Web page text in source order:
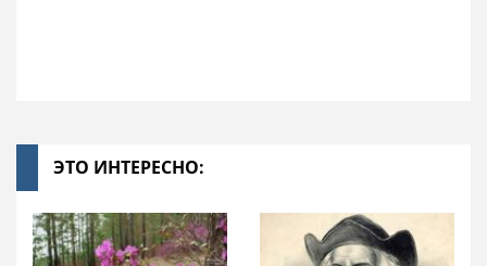
ЭТО ИНТЕРЕСНО: